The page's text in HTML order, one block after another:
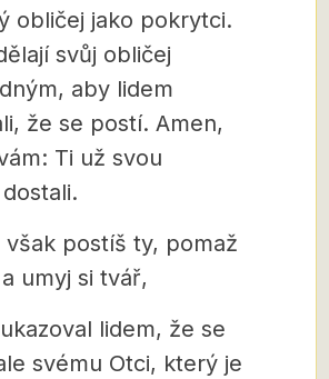
obličej jako pokrytci.
svůj obličej
aby lidem
že se postí. Amen,
Ti už svou
však postíš ty, pomaž
umyj si tvář,
lidem, že se
svému Otci, který je